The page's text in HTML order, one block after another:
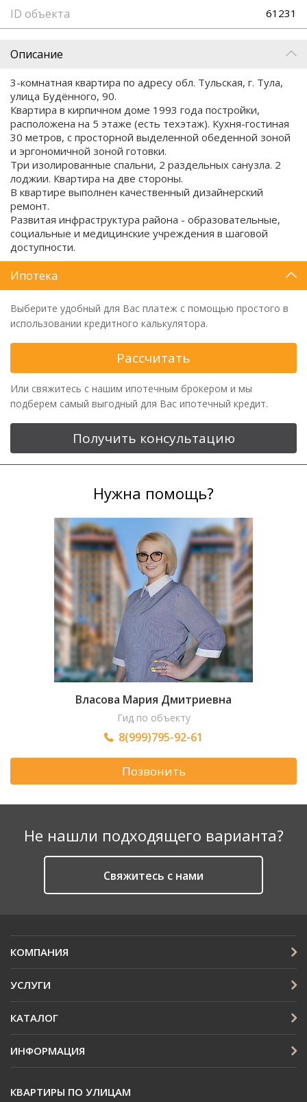
ID объекта 61231
Описание
3-комнатная квартира по адресу обл. Тульская, г. Тула,
улица Будённого, 90.
Квартира в кирпичном доме 1993 года постройки,
расположена на 5 этаже (есть техэтаж). Кухня-гостиная
30 метров, с просторной выделенной обеденной зоной
и эргономичной зоной готовки.
Три изолированные спальни, 2 раздельных санузла. 2
лоджии. Квартира на две стороны.
В квартире выполнен качественный дизайнерский
ремонт.
Развитая инфраструктура района - образовательные,
социальные и медицинские учреждения в шаговой
доступности.
Ипотека
Выберите удобный для Вас платеж с помощью простого в
использовании кредитного калькулятора.
Рассчитать
Или свяжитесь с нашим ипотечным брокером и мы
подберем самый выгодный для Вас ипотечный кредит.
Получить консультацию
Нужна помощь?
Власова Мария Дмитриевна
Гид по объекту
8(999)795-92-61
Позвонить
Не нашли подходящего варианта?
Cвяжитесь с нами
КОМПАНИЯ
УСЛУГИ
КАТАЛОГ
ИНФОРМАЦИЯ
КВАРТИРЫ ПО УЛИЦАМ